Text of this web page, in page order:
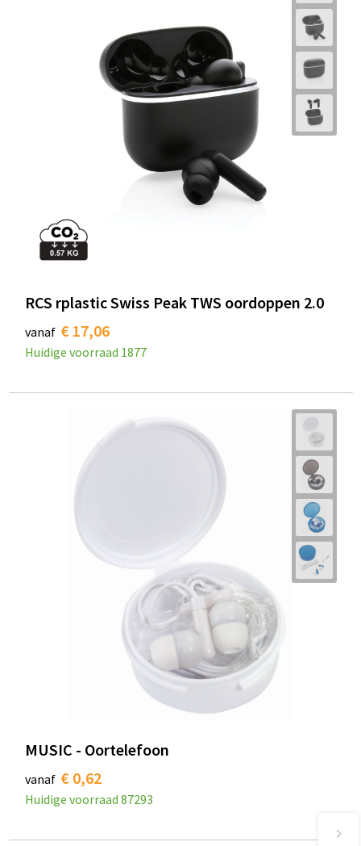
RCS rplastic Swiss Peak TWS oordoppen 2.0
vanaf € 17,06
Huidige voorraad 1877
MUSIC - Oortelefoon
vanaf € 0,62
Huidige voorraad 87293